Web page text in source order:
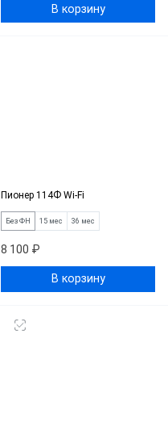
В корзину
Пионер 114Ф Wi-Fi
Без ФН 15 мес 36 мес
8 100 ₽
В корзину